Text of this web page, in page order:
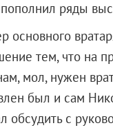
ряды
основного
тем, что на
мол, нужен
был и сам
обсудить с